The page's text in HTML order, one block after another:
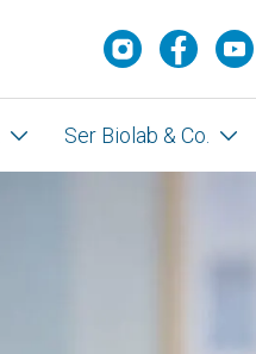
Ser Biolab & Co.